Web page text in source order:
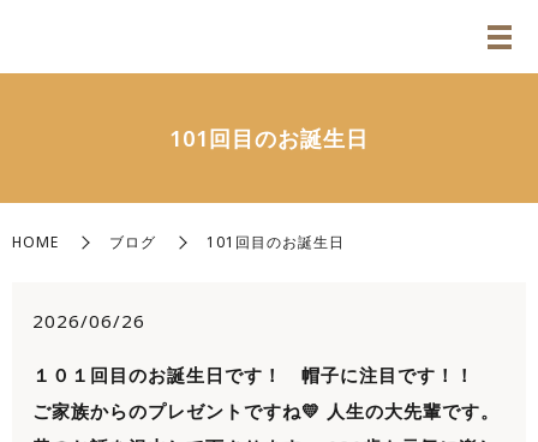
101回目のお誕生日
HOME ブログ 101回目のお誕生日
2026/06/26
１０１回目のお誕生日です！ 帽子に注目です！！
ご家族からのプレゼントですね💛 人生の大先輩です。